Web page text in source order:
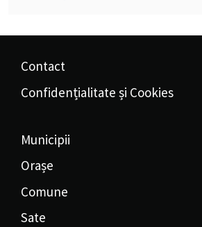
Contact
Confidențialitate și Cookies
Municipii
Orașe
Comune
Sate